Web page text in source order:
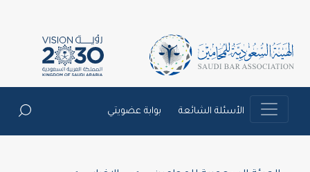
الأسئلة الشائعة بوابة عضويتي